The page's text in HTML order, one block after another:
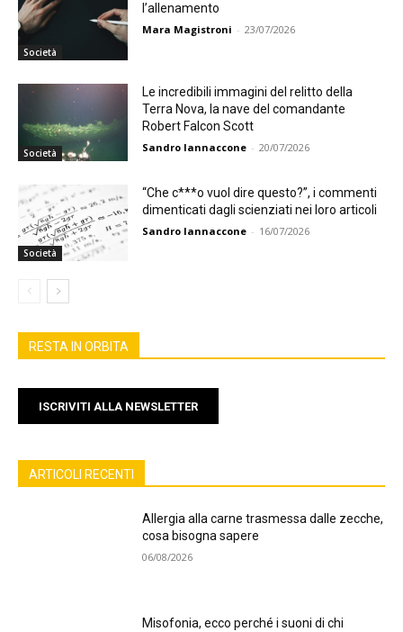
Società
l’allenamento
Mara Magistroni - 23/07/2026
Società
Le incredibili immagini del relitto della
Terra Nova, la nave del comandante
Robert Falcon Scott
Sandro Iannaccone - 20/07/2026
Società
“Che c***o vuol dire questo?”, i commenti
dimenticati dagli scienziati nei loro articoli
Sandro Iannaccone - 16/07/2026
RESTA IN ORBITA
ISCRIVITI ALLA NEWSLETTER
ARTICOLI RECENTI
Allergia alla carne trasmessa dalle zecche,
cosa bisogna sapere
06/08/2026
Misofonia, ecco perché i suoni di chi